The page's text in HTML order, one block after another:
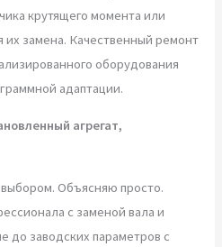
крутящего момента или
их замена. Качественный ремонт
оборудования
адаптации.
агрегат,
Объясняю просто.
с заменой вала и
до заводских параметров с